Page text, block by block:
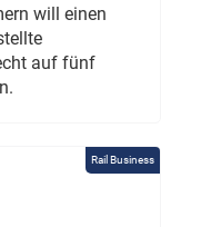
will einen
auf fünf
Rail Business